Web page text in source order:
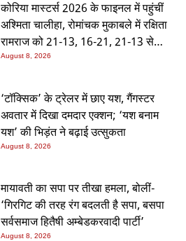
कोरिया मास्टर्स 2026 के फाइनल में पहुंचीं
अश्मिता चालीहा, रोमांचक मुकाबले में रक्षिता
रामराज को 21-13, 16-21, 21-13 से
हराया
August 8, 2026
‘टॉक्सिक’ के ट्रेलर में छाए यश, गैंगस्टर
अवतार में दिखा दमदार एक्शन; ‘यश बनाम
यश’ की भिड़ंत ने बढ़ाई उत्सुकता
August 8, 2026
मायावती का सपा पर तीखा हमला, बोलीं-
‘गिरगिट की तरह रंग बदलती है सपा, बसपा
सर्वसमाज हितैषी अम्बेडकरवादी पार्टी’
August 8, 2026